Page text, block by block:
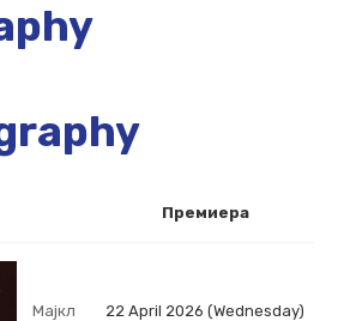
Премиера
Мајкл 22 April 2026 (Wednesday)